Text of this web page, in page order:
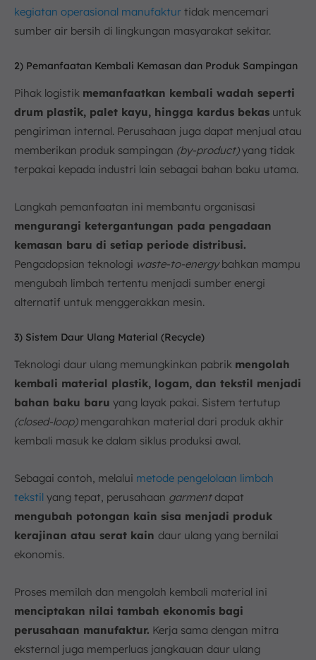
kegiatan operasional manufaktur tidak mencemari
sumber air bersih di lingkungan masyarakat sekitar.
2) Pemanfaatan Kembali Kemasan dan Produk Sampingan
Pihak logistik memanfaatkan kembali wadah seperti
drum plastik, palet kayu, hingga kardus bekas untuk
pengiriman internal. Perusahaan juga dapat menjual atau
memberikan produk sampingan (by-product)yang tidak
terpakai kepada industri lain sebagai bahan baku utama.
Langkah pemanfaatan ini membantu organisasi
mengurangi ketergantungan pada pengadaan
kemasan baru di setiap periode distribusi.
Pengadopsian teknologi waste-to-energybahkan mampu
mengubah limbah tertentu menjadi sumber energi
alternatif untuk menggerakkan mesin.
3) Sistem Daur Ulang Material (Recycle)
Teknologi daur ulang memungkinkan pabrik mengolah
kembali material plastik, logam, dan tekstil menjadi
bahan baku baru yang layak pakai. Sistem tertutup
(closed-loop)mengarahkan material dari produk akhir
kembali masuk ke dalam siklus produksi awal.
Sebagai contoh, melalui metode pengelolaan limbah
tekstil yang tepat, perusahaan garmentdapat
mengubah potongan kain sisa menjadi produk
kerajinan atau serat kain daur ulang yang bernilai
ekonomis.
Proses memilah dan mengolah kembali material ini
menciptakan nilai tambah ekonomis bagi
perusahaan manufaktur. Kerja sama dengan mitra
eksternal juga memperluas jangkauan daur ulang